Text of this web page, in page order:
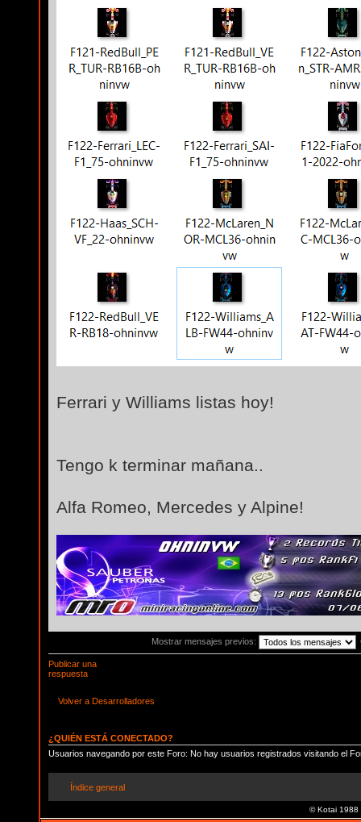
Ferrari y Williams listas hoy!
Tengo k terminar mañana..
Alfa Romeo, Mercedes y Alpine!
Mostrar mensajes previos:
Publicar una
respuesta
Volver a Desarrolladores
¿QUIÉN ESTÁ CONECTADO?
Usuarios navegando por este Foro: No hay usuarios registrados visitando el
Índice general
© Kotai 1988